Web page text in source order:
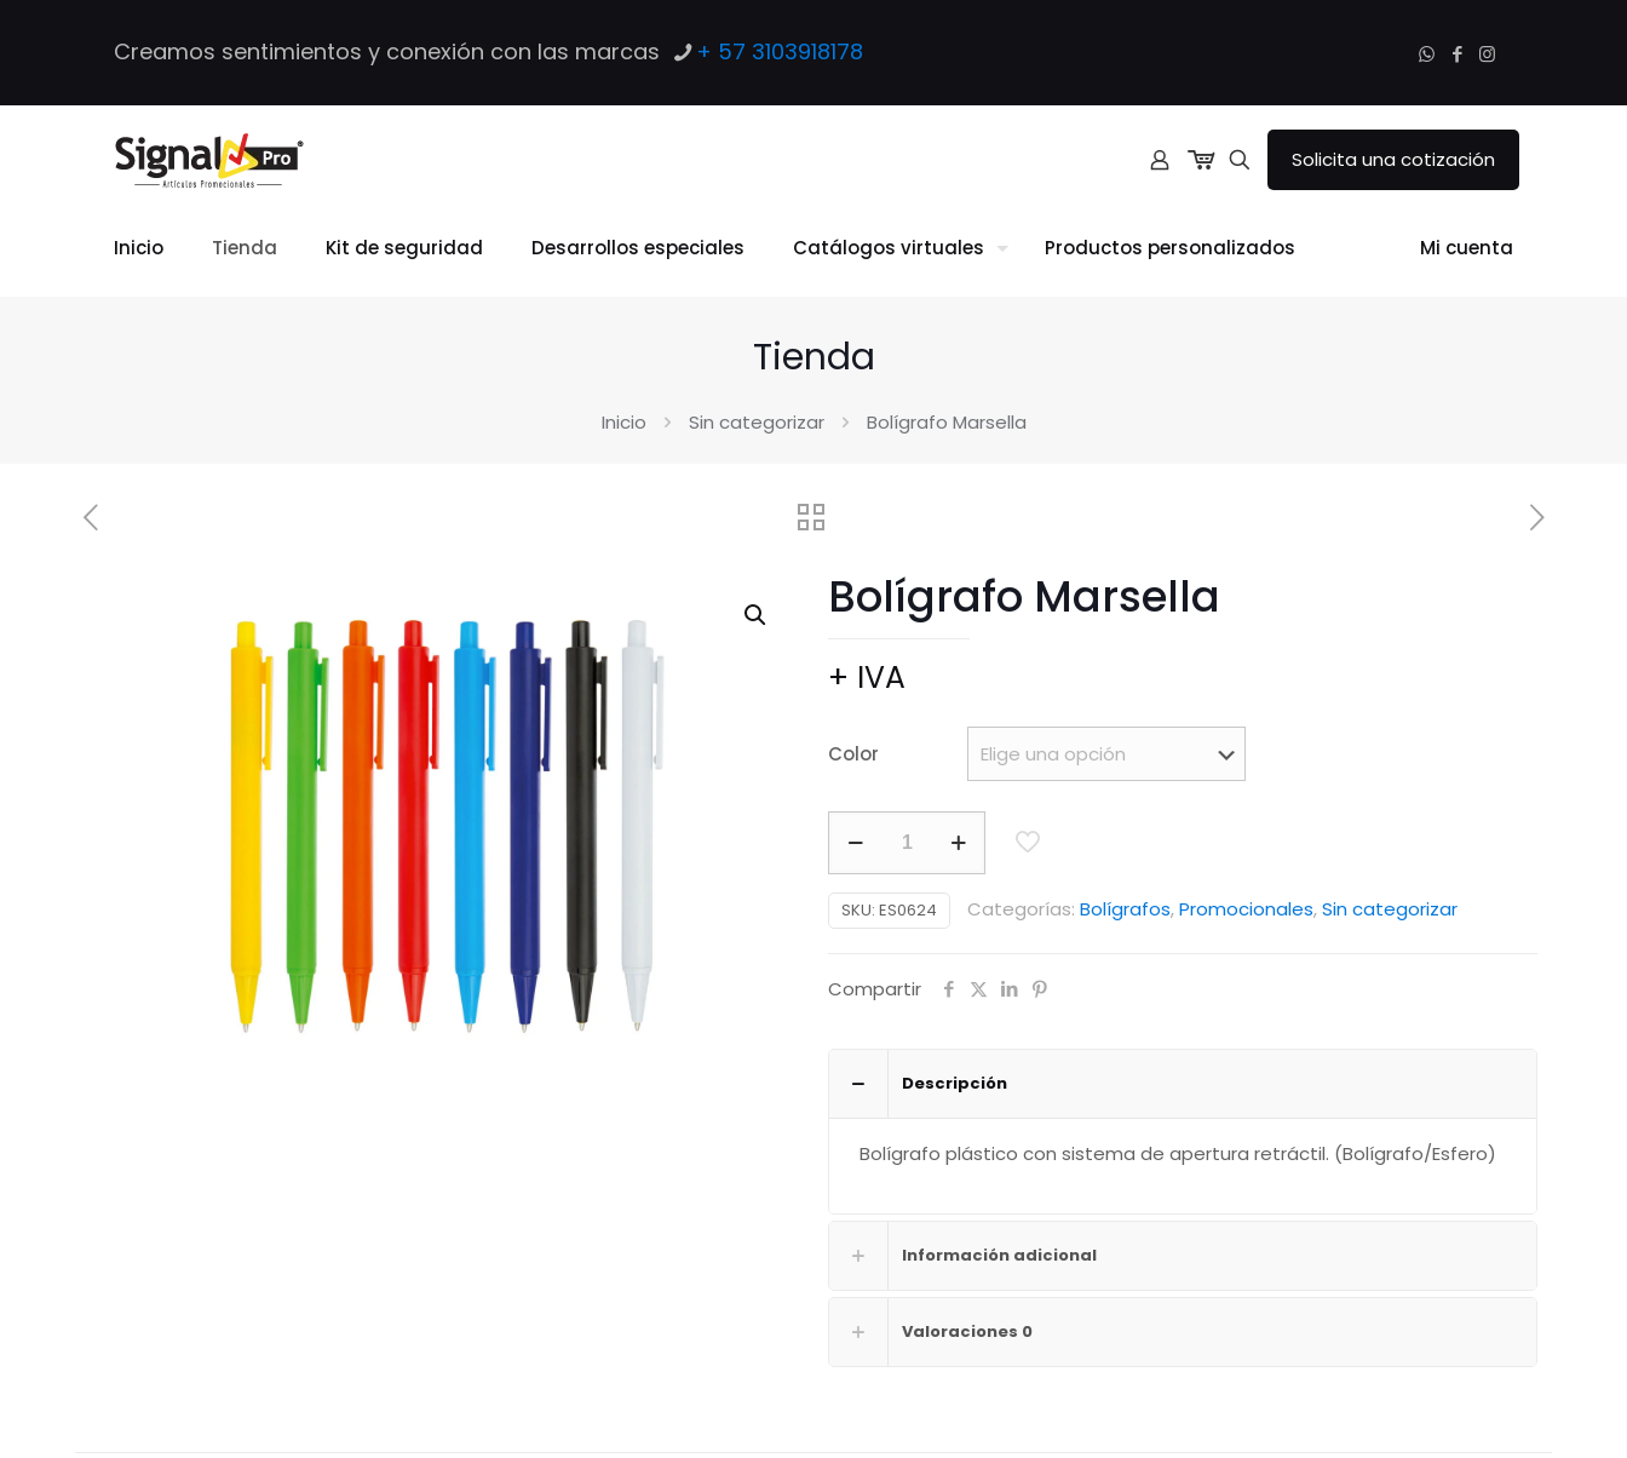
Creamos sentimientos y conexión con las marcas + 57 3103918178
Solicita una cotización
Inicio Tienda Kit de seguridad Desarrollos especiales Catálogos virtuales Productos personalizados Mi cuenta
Tienda
Inicio Sin categorizar Bolígrafo Marsella
Bolígrafo Marsella
+ IVA
Color
cantidad
SKU: ES0624 Categorías: Bolígrafos,Promocionales,Sin categorizar
Compartir
Descripción
Bolígrafo plástico con sistema de apertura retráctil. (Bolígrafo/Esfero)
Información adicional
Valoraciones 0